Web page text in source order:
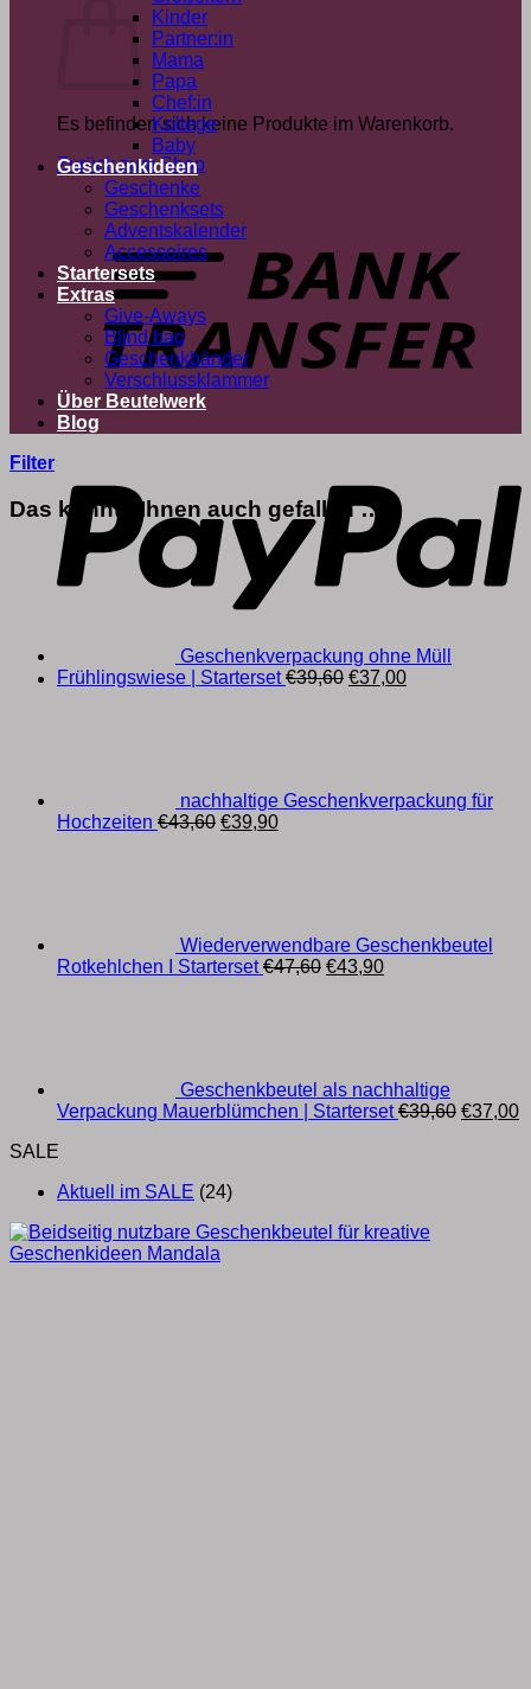
Es befinden sich keine Produkte im Warenkorb.
Zurück zum Shop
Kinder
Partner:in
Mama
Papa
Chef:in
Kollege
Baby
Geschenkideen
Geschenke
Geschenksets
Adventskalender
Accessoires
Startersets
Extras
Give-Aways
Blind bag
Geschenkbänder
Verschlussklammer
Über Beutelwerk
Blog
Filter
Das könnte Ihnen auch gefallen …
Geschenkverpackung ohne Müll
Frühlingswiese | Starterset €39,60 Ursprünglicher
€37,00Aktueller
nachhaltige Geschenkverpackung für
Hochzeiten €43,60 Ursprünglicher
€39,90Aktueller
Wiederverwendbare Geschenkbeutel
Rotkehlchen I Starterset €47,60 Ursprünglicher
€43,90Aktueller
Geschenkbeutel als nachhaltige
Verpackung Mauerblümchen | Starterset €39,60 €37,00
SALE
Aktuell im SALE (24)